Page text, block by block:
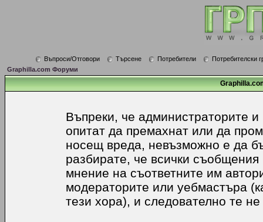
Въпроси/Отговори Търсене Потребители
Потребителски
Graphilla.com Форуми
Въпреки, че администраторите
опитат да премахнат или да
носещ вреда, невъзможно е да
разбирате, че всички
мнение на съответните им
модераторите или уебмастъра
тези хора), и следователно те не